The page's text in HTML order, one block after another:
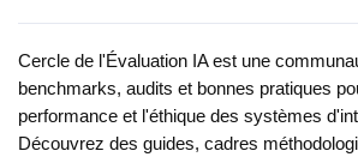
Cercle de l'Évaluation IA est une
benchmarks, audits et bonnes pratiques
performance et l'éthique des systèmes
Découvrez des guides, cadres